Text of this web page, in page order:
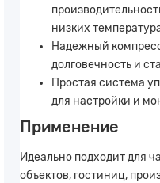
низких
Надежный
долговечность и
Простая система
для настройки и
Применение
Идеально подходит для
объектов, гостиниц,